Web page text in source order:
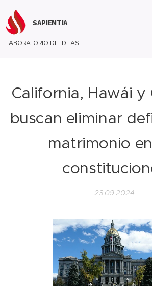
SAPIENTIA
LABORATORIO DE IDEAS
California, Hawái
buscan eliminar
matrimonio
23.09.2024